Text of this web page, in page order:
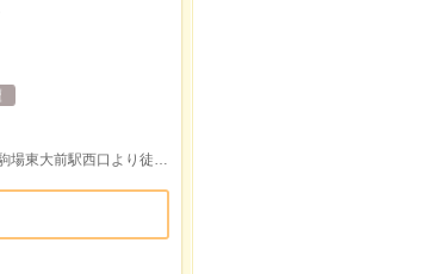
東急田園都市線池尻大橋南口より徒歩約8分/京王井の頭線駒場東大前駅西口より徒歩約27分